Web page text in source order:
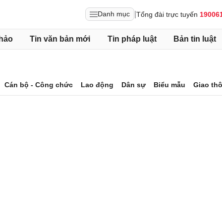
Danh mục Tổng đài trực tuyến
Tin văn bản mới Tin pháp luật Bản tin luật
Cán bộ - Công chức Lao động Dân sự Biểu mẫu Giao